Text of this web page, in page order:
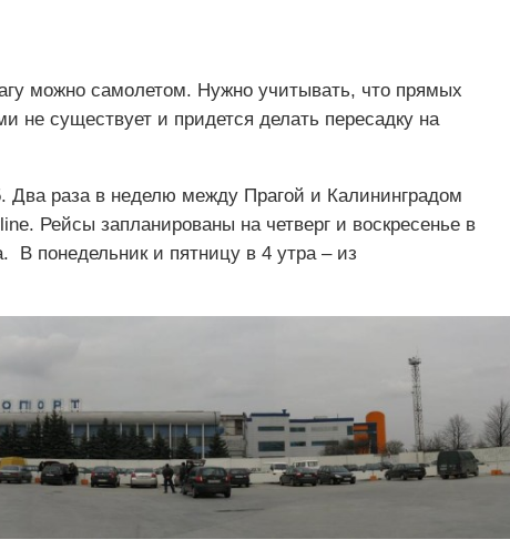
можно самолетом. Нужно учитывать, что прямых
не существует и придется делать пересадку на
Два раза в неделю между Прагой и Калининградом
Рейсы запланированы на четверг и воскресенье в
В понедельник и пятницу в 4 утра – из